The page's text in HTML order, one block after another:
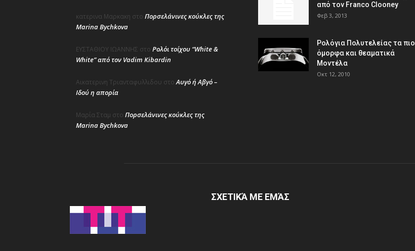
κατερινα Μαρκακη στο Πορσελάνινες κούκλες της
Marina Bychkova
ΕΥΣΤΑΘΙΟΥ ΙΩΑΝΝΗΣ στο Ρολόι τοίχου “White &
White” από τον Vadim Kibardin
Αικατερινη Τριανταφυλλιδου στοΑυγό ή Αβγό –
Ιδού η απορία
Μαρία Σταμ στο Πορσελάνινες κούκλες της
Marina Bychkova
από τον Franco Clooney
Φεβ 3, 2013
Ρολόγια Πολυτελείας τα πιο
όμορφα και θεαματικά
Μοντέλα
Οκτ 12, 2010
ΣΧΕΤΙΚΆ ΜΕ ΕΜΆΣ